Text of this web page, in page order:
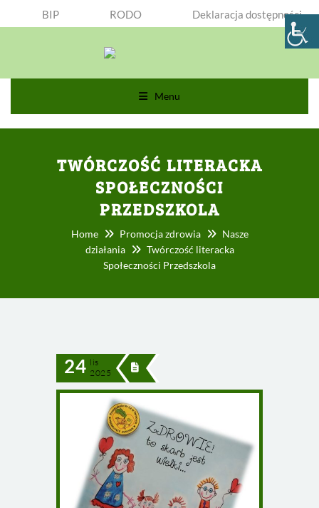
BIP RODO Deklaracja dostępności
Menu
TWÓRCZOŚĆ LITERACKA
SPOŁECZNOŚCI
PRZEDSZKOLA
Home Promocja zdrowia
Nasze
działania
Twórczość literacka
Społeczności Przedszkola
24 lis
2025